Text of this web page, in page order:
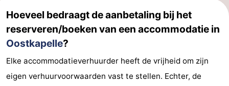
Mantelingen
Westkapelle
-
Zoutelande
-
Natuur
-
Hoeveel bedraagt de aanbetaling bij het
reserveren/boeken van een accommodatie in
Oostkapelle?
Elke accommodatieverhuurder heeft de vrijheid om zijn
eigen verhuurvoorwaarden vast te stellen. Echter, de